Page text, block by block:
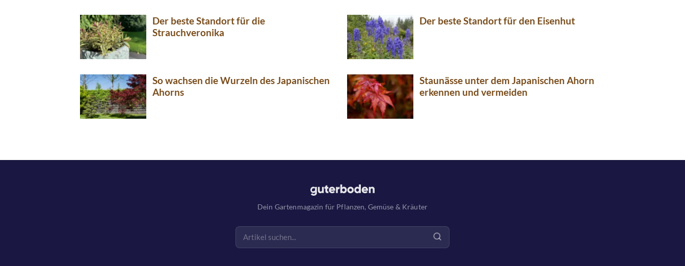
Der beste Standort für die
Strauchveronika
Der beste Standort für den Eisenhut
So wachsen die Wurzeln des Japanischen
Ahorns
Staunässe unter dem Japanischen Ahorn
erkennen und vermeiden
Dein Gartenmagazin für Pflanzen, Gemüse & Kräuter